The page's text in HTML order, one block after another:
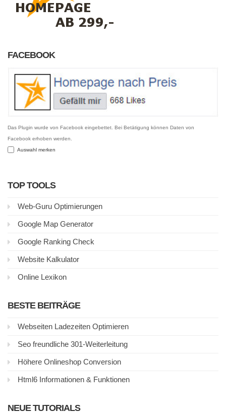
FACEBOOK
Das Plugin wurde von Facebook eingebettet. Bei Betätigung können Daten von
Facebook erhoben werden.
Auswahl merken
TOP TOOLS
Web-Guru Optimierungen
Google Map Generator
Google Ranking Check
Website Kalkulator
Online Lexikon
BESTE BEITRÄGE
Webseiten Ladezeiten Optimieren
Seo freundliche 301-Weiterleitung
Höhere Onlineshop Conversion
Html6 Informationen & Funktionen
NEUE TUTORIALS